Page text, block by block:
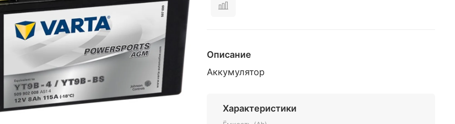
Описание
Аккумулятор
Характеристики